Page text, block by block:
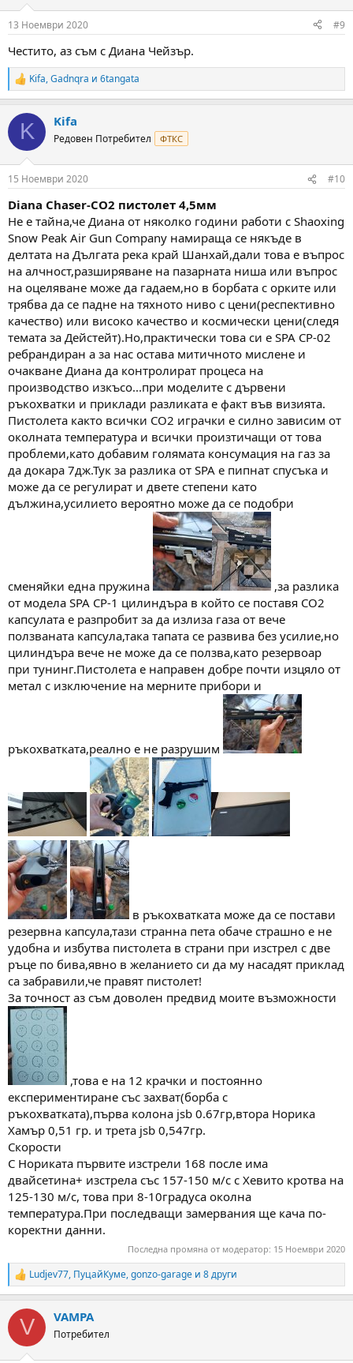
s
13 Ноември 2020 #9
Честито, аз съм с Диана Чейзър.
R
e
c
i
s
Kifa,Gadnqra и 6tangata
K Kifa
Редовен Потребител ФТКС
15 Ноември 2020 #10
Diana Chaser-СО2 пистолет 4,5мм
Не е тайна,че Диана от няколко години работи с Shaoxing
Snow Peak Air Gun Company намираща се някъде в
делтата на Дългата река край Шанхай,дали това е въпрос
на алчност,разширяване на пазарната ниша или въпрос
на оцеляване може да гадаем,но в борбата с орките или
трябва да се падне на тяхното ниво с цени(респективно
качество) или високо качество и космически цени(следя
темата за Дейстейт).Но,практически това си е SPA CP-02
ребрандиран а за нас остава митичното мислене и
очакване Диана да контролират процеса на
производство изкъсо...при моделите с дървени
ръкохватки и приклади разликата е факт във визията.
Пистолета както всички СО2 играчки е силно зависим от
околната температура и всички произтичащи от това
проблеми,като добавим голямата консумация на газ за
да докара 7дж.Тук за разлика от SPA е пипнат спусъка и
може да се регулират и двете степени като
дължина,усилието вероятно може да се подобри
сменяйки една пружина
,за разлика
от модела SPA CP-1 цилиндъра в който се поставя СО2
капсулата е разпробит за да излиза газа от вече
ползваната капсула,така тапата се развива без усилие,но
цилиндъра вече не може да се ползва,като резервоар
при тунинг.Пистолета е направен добре почти изцяло от
метал с изключение на мерните прибори и
ръкохватката,реално е не разрушим
в ръкохватката може да се постави
резервна капсула,тази странна пета обаче страшно е не
удобна и избутва пистолета в страни при изстрел с две
ръце по бива,явно в желанието си да му насадят приклад
са забравили,че правят пистолет!
За точност аз съм доволен предвид моите възможности
,това е на 12 крачки и постоянно
експериментиране със захват(борба с
ръкохватката),първа колона jsb 0.67гр,втора Норика
Хамър 0,51 гр. и трета jsb 0,547гр.
Скорости
С Нориката първите изстрели 168 после има
двайсетина+ изстрела със 157-150 м/с с Хевито кротва на
125-130 м/с, това при 8-10градуса околна
температура.При последващи замервания ще кача по-
коректни данни.
Последна промяна от модератор: 15 Ноември 2020
R
e
c
i
Ludjev77, ПуцайКуме,gonzo-garage и 8 други
V VAMPA
Потребител